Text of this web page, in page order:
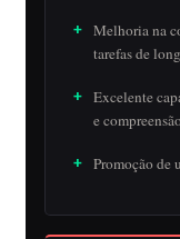
Melhoria na
tarefas de
Excelente
e
Promoção de